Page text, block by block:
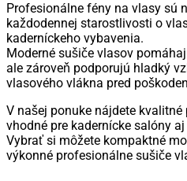
Profesionálne fény na vlasy sú
každodennej starostlivosti o
kaderníckeho vybavenia.
Moderné sušiče vlasov
ale zároveň podporujú hladký
vlasového vlákna pred
V našej ponuke nájdete
vhodné pre kadernícke salóny
Vybrať si môžete kompaktné
výkonné profesionálne sušiče